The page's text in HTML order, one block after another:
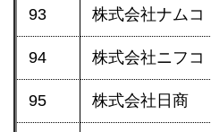
93 株式会社ナムコ
94 株式会社ニフコ
95 株式会社日商